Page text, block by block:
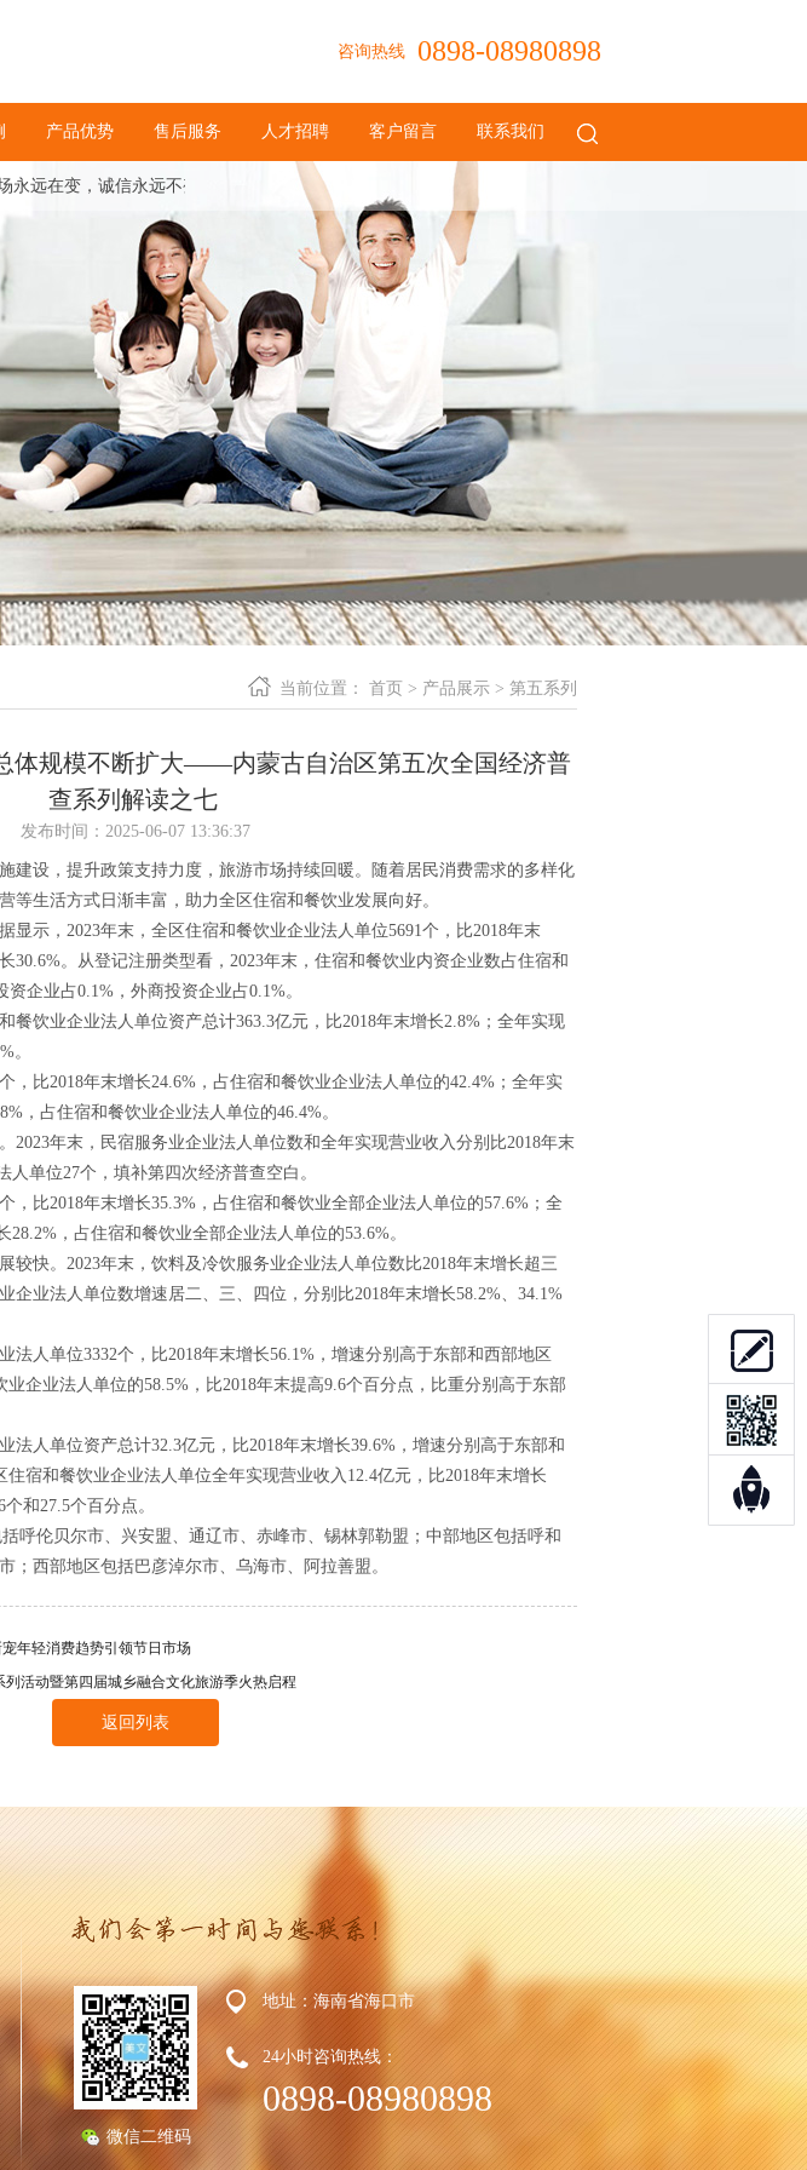
咨询热线 0898-08980898
产品优势 售后服务 人才招聘 客户留言 联系我们
，诚信永远不变。
当前位置： 首页 > 产品展示 > 第五系列
体规模不断扩大——内蒙古自治区第五次全国经济普
查系列解读之七
发布时间：2025-06-07 13:36:37
设，提升政策支持力度，旅游市场持续回暖。随着居民消费需求的多样化
等生活方式日渐丰富，助力全区住宿和餐饮业发展向好。
示，2023年末，全区住宿和餐饮业企业法人单位5691个，比2018年末
30.6%。从登记注册类型看，2023年末，住宿和餐饮业内资企业数占住宿和
企业占0.1%，外商投资企业占0.1%。
饮业企业法人单位资产总计363.3亿元，比2018年末增长2.8%；全年实现
。
比2018年末增长24.6%，占住宿和餐饮业企业法人单位的42.4%；全年实
，占住宿和餐饮业企业法人单位的46.4%。
年末，民宿服务业企业法人单位数和全年实现营业收入分别比2018年末
人单位27个，填补第四次经济普查空白。
比2018年末增长35.3%，占住宿和餐饮业全部企业法人单位的57.6%；全
，占住宿和餐饮业全部企业法人单位的53.6%。
快。2023年末，饮料及冷饮服务业企业法人单位数比2018年末增长超三
企业法人单位数增速居二、三、四位，分别比2018年末增长58.2%、34.1%
人单位3332个，比2018年末增长56.1%，增速分别高于东部和西部地区
企业法人单位的58.5%，比2018年末提高9.6个百分点，比重分别高于东部
人单位资产总计32.3亿元，比2018年末增长39.6%，增速分别高于东部和
宿和餐饮业企业法人单位全年实现营业收入12.4亿元，比2018年末增长
和27.5个百分点。
伦贝尔市、兴安盟、通辽市、赤峰市、锡林郭勒盟；中部地区包括呼和
；西部地区包括巴彦淖尔市、乌海市、阿拉善盟。
年轻消费趋势引领节日市场
活动暨第四届城乡融合文化旅游季火热启程
返回列表
微信二维码
地址： 海南省海口市
24小时咨询热线：
0898-08980898